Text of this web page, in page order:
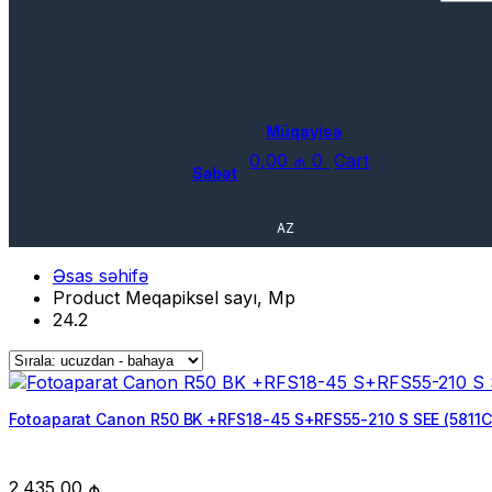
Müqayisə
0,00 ₼ 0 Cart
Səbət
AZ
Əsas səhifə
Product Meqapiksel sayı, Mp
24.2
Fotoaparat Canon R50 BK +RFS18-45 S+RFS55-210 S SEE
2.435,00 ₼